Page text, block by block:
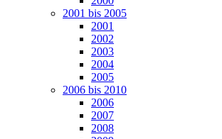
2001 bis 2005
2001
2002
2003
2004
2005
2006 bis 2010
2006
2007
2008